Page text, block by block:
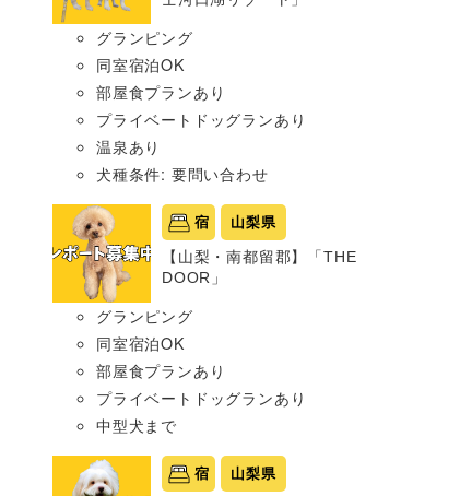
グランピング
同室宿泊OK
部屋食プランあり
プライベートドッグランあり
温泉あり
犬種条件: 要問い合わせ
宿 山梨県
【山梨・南都留郡】「THE
DOOR」
グランピング
同室宿泊OK
部屋食プランあり
プライベートドッグランあり
中型犬まで
宿 山梨県